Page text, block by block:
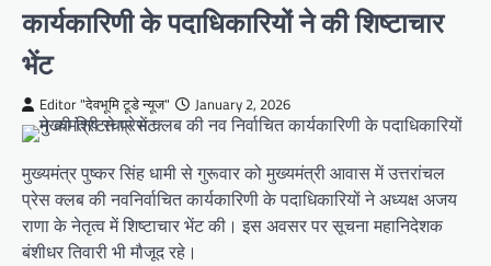
कार्यकारिणी के पदाधिकारियों ने की शिष्टाचार
भेंट
Editor "देवभूमि टूडे न्यूज" January 2, 2026
मुख्यमंत्र पुष्कर सिंह धामी से गुरूवार को मुख्यमंत्री आवास में उत्तरांचल
प्रेस क्लब की नवनिर्वाचित कार्यकारिणी के पदाधिकारियों ने अध्यक्ष अजय
राणा के नेतृत्व में शिष्टाचार भेंट की। इस अवसर पर सूचना महानिदेशक
बंशीधर तिवारी भी मौजूद रहे।